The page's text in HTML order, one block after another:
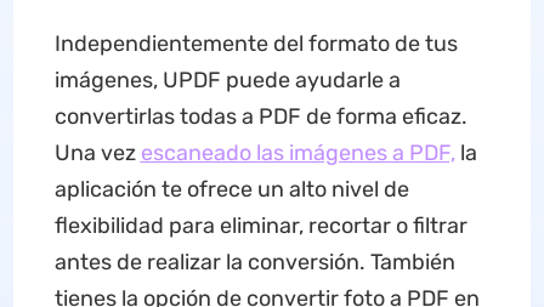
Independientemente del formato de tus
imágenes, UPDF puede ayudarle a
convertirlas todas a PDF de forma eficaz.
Una vez escaneado las imágenes a PDF,la
aplicación te ofrece un alto nivel de
flexibilidad para eliminar, recortar o filtrar
antes de realizar la conversión. También
tienes la opción de convertir foto a PDF en